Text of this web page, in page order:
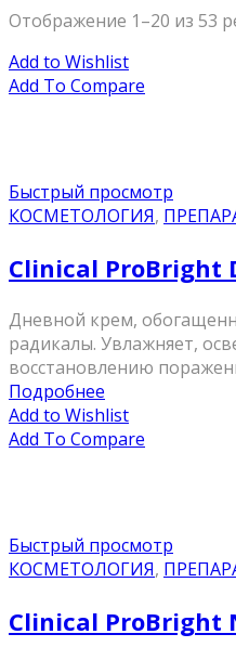
Отображение 1–20 из 53
Add to Wishlist
Add To Compare
Быстрый просмотр
КОСМЕТОЛОГИЯ,
Clinical ProBright
Дневной крем,
радикалы. Увлажняет,
восстановлению
Подробнее
Add to Wishlist
Add To Compare
Быстрый просмотр
КОСМЕТОЛОГИЯ,
Clinical ProBright